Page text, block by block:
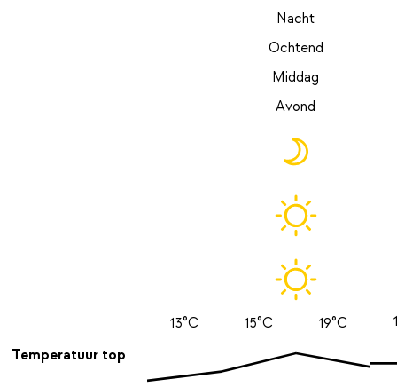
Temperatuur top
Nacht
Ochtend
Middag
Avond
13°C 15°C 19°C